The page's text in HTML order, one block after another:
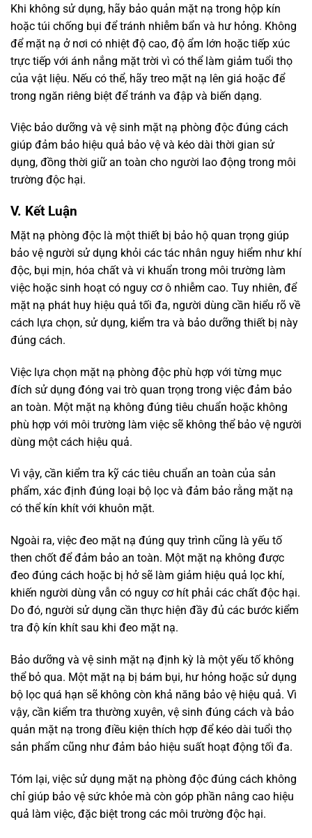
Khi không sử dụng, hãy bảo quản mặt nạ trong hộp kín
hoặc túi chống bụi để tránh nhiễm bẩn và hư hỏng. Không
để mặt nạ ở nơi có nhiệt độ cao, độ ẩm lớn hoặc tiếp xúc
trực tiếp với ánh nắng mặt trời vì có thể làm giảm tuổi thọ
của vật liệu. Nếu có thể, hãy treo mặt nạ lên giá hoặc để
trong ngăn riêng biệt để tránh va đập và biến dạng.
Việc bảo dưỡng và vệ sinh mặt nạ phòng độc đúng cách
giúp đảm bảo hiệu quả bảo vệ và kéo dài thời gian sử
dụng, đồng thời giữ an toàn cho người lao động trong môi
trường độc hại.
V. Kết Luận
Mặt nạ phòng độc là một thiết bị bảo hộ quan trọng giúp
bảo vệ người sử dụng khỏi các tác nhân nguy hiểm như khí
độc, bụi mịn, hóa chất và vi khuẩn trong môi trường làm
việc hoặc sinh hoạt có nguy cơ ô nhiễm cao. Tuy nhiên, để
mặt nạ phát huy hiệu quả tối đa, người dùng cần hiểu rõ về
cách lựa chọn, sử dụng, kiểm tra và bảo dưỡng thiết bị này
đúng cách.
Việc lựa chọn mặt nạ phòng độc phù hợp với từng mục
đích sử dụng đóng vai trò quan trọng trong việc đảm bảo
an toàn. Một mặt nạ không đúng tiêu chuẩn hoặc không
phù hợp với môi trường làm việc sẽ không thể bảo vệ người
dùng một cách hiệu quả.
Vì vậy, cần kiểm tra kỹ các tiêu chuẩn an toàn của sản
phẩm, xác định đúng loại bộ lọc và đảm bảo rằng mặt nạ
có thể kín khít với khuôn mặt.
Ngoài ra, việc đeo mặt nạ đúng quy trình cũng là yếu tố
then chốt để đảm bảo an toàn. Một mặt nạ không được
đeo đúng cách hoặc bị hở sẽ làm giảm hiệu quả lọc khí,
khiến người dùng vẫn có nguy cơ hít phải các chất độc hại.
Do đó, người sử dụng cần thực hiện đầy đủ các bước kiểm
tra độ kín khít sau khi đeo mặt nạ.
Bảo dưỡng và vệ sinh mặt nạ định kỳ là một yếu tố không
thể bỏ qua. Một mặt nạ bị bám bụi, hư hỏng hoặc sử dụng
bộ lọc quá hạn sẽ không còn khả năng bảo vệ hiệu quả. Vì
vậy, cần kiểm tra thường xuyên, vệ sinh đúng cách và bảo
quản mặt nạ trong điều kiện thích hợp để kéo dài tuổi thọ
sản phẩm cũng như đảm bảo hiệu suất hoạt động tối đa.
Tóm lại, việc sử dụng mặt nạ phòng độc đúng cách không
chỉ giúp bảo vệ sức khỏe mà còn góp phần nâng cao hiệu
quả làm việc, đặc biệt trong các môi trường độc hại.